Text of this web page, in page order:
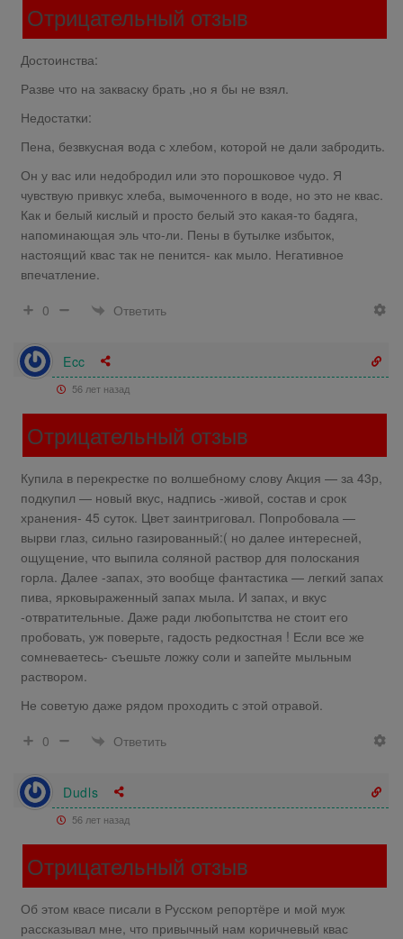
Отрицательный отзыв
Достоинства:
Разве что на закваску брать ,но я бы не взял.
Недостатки:
Пена, безвкусная вода с хлебом, которой не дали забродить.
Он у вас или недобродил или это порошковое чудо. Я
чувствую привкус хлеба, вымоченного в воде, но это не квас.
Как и белый кислый и просто белый это какая-то бадяга,
напоминающая эль что-ли. Пены в бутылке избыток,
настоящий квас так не пенится- как мыло. Негативное
впечатление.
0
Ответить
Ecc
56 лет назад
Отрицательный отзыв
Купила в перекрестке по волшебному слову Акция — за 43р,
подкупил — новый вкус, надпись -живой, состав и срок
хранения- 45 суток. Цвет заинтриговал. Попробовала —
вырви глаз, сильно газированный:( но далее интересней,
ощущение, что выпила соляной раствор для полоскания
горла. Далее -запах, это вообще фантастика — легкий запах
пива, ярковыраженный запах мыла. И запах, и вкус
-отвратительные. Даже ради любопытства не стоит его
пробовать, уж поверьте, гадость редкостная ! Если все же
сомневаетесь- съешьте ложку соли и запейте мыльным
раствором.
Не советую даже рядом проходить с этой отравой.
0
Ответить
Dudls
56 лет назад
Отрицательный отзыв
Об этом квасе писали в Русском репортёре и мой муж
рассказывал мне, что привычный нам коричневый квас